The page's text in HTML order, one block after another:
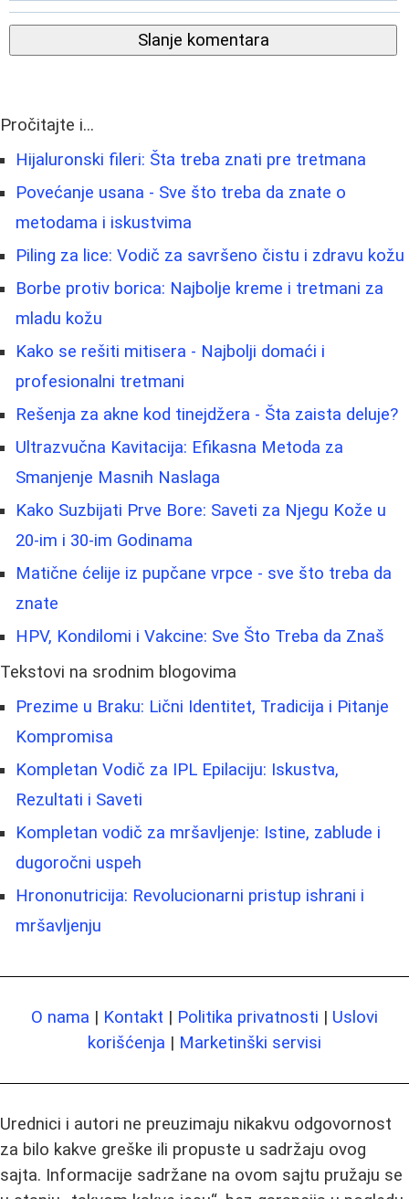
Slanje komentara
Pročitajte i...
Hijaluronski fileri: Šta treba znati pre tretmana
Povećanje usana - Sve što treba da znate o
metodama i iskustvima
Piling za lice: Vodič za savršeno čistu i zdravu kožu
Borbe protiv borica: Najbolje kreme i tretmani za
mladu kožu
Kako se rešiti mitisera - Najbolji domaći i
profesionalni tretmani
Rešenja za akne kod tinejdžera - Šta zaista deluje?
Ultrazvučna Kavitacija: Efikasna Metoda za
Smanjenje Masnih Naslaga
Kako Suzbijati Prve Bore: Saveti za Njegu Kože u
20-im i 30-im Godinama
Matične ćelije iz pupčane vrpce - sve što treba da
znate
HPV, Kondilomi i Vakcine: Sve Što Treba da Znaš
Tekstovi na srodnim blogovima
Prezime u Braku: Lični Identitet, Tradicija i Pitanje
Kompromisa
Kompletan Vodič za IPL Epilaciju: Iskustva,
Rezultati i Saveti
Kompletan vodič za mršavljenje: Istine, zablude i
dugoročni uspeh
Hrononutricija: Revolucionarni pristup ishrani i
mršavljenju
O nama | Kontakt | Politika privatnosti | Uslovi
korišćenja | Marketinški servisi
Urednici i autori ne preuzimaju nikakvu odgovornost
za bilo kakve greške ili propuste u sadržaju ovog
sajta. Informacije sadržane na ovom sajtu pružaju se